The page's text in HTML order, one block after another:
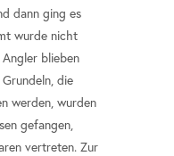
dann ging es
wurde nicht
blieben
die
werden, wurden
gefangen,
vertreten. Zur